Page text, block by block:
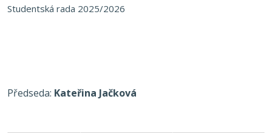
Studentská rada 2025/2026
Předseda: Kateřina Jačková